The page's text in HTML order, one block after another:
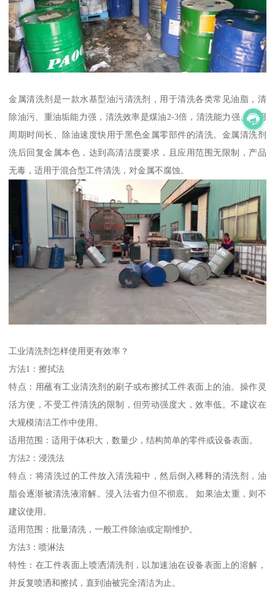
金属清洗剂是一款水基型油污清洗剂，用于清洗各类常见油脂，清
除油污、重油垢能力强，清洗效率是煤油2-3倍，清洗能力强、使用
周期时间长、除油速度快用于黑色金属零部件的清洗。金属清洗剂
洗后回复金属本色，达到高清洁度要求，且应用范围无限制，产品
无毒，适用于混合型工件清洗，对金属不腐蚀。
工业清洗剂怎样使用更有效率？
方法1：擦拭法
特点：用蘸有工业清洗剂的刷子或布擦拭工件表面上的油。操作灵
活方便，不受工件清洗的限制，但劳动强度大，效率低。不建议在
大规模清洁工作中使用。
适用范围：适用于体积大，数量少，结构简单的零件或设备表面。
方法2：浸洗法
特点：将清洗过的工件放入清洗箱中，然后倒入稀释的清洗剂，油
脂会逐渐被清洗液溶解。浸入法省力但不彻底。 如果油太重，则不
建议使用。
适用范围：批量清洗，一般工件除油或定期维护。
方法3：喷淋法
特性：在工件表面上喷洒清洗剂，以加速油在设备表面上的溶解，
并反复喷洒和擦拭，直到油被完全清洁为止。